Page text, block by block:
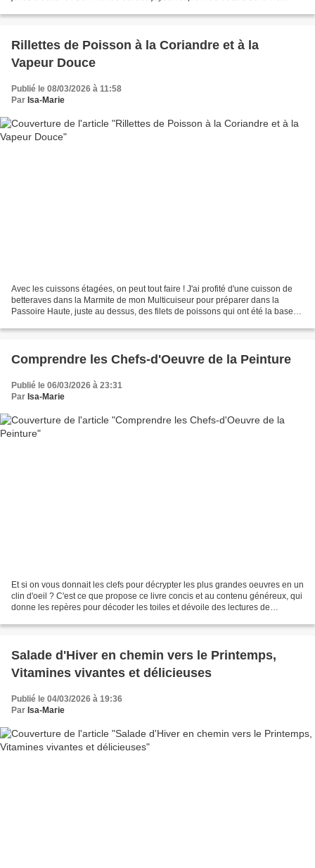
Rillettes de Poisson à la Coriandre et à la
Vapeur Douce
Publié le 08/03/2026 à 11:58
Par Isa-Marie
Avec les cuissons étagées, on peut tout faire ! J'ai profité d'une cuisson de
betteraves dans la Marmite de mon Multicuiseur pour préparer dans la
Passoire Haute, juste au dessus, des filets de poissons qui ont été la base
Comprendre les Chefs-d'Oeuvre de la Peinture
Publié le 06/03/2026 à 23:31
Par Isa-Marie
Et si on vous donnait les clefs pour décrypter les plus grandes oeuvres en un
clin d'oeil ? C'est ce que propose ce livre concis et au contenu généreux, qui
donne les repères pour décoder les toiles et dévoile des lectures de
Salade d'Hiver en chemin vers le Printemps,
Vitamines vivantes et délicieuses
Publié le 04/03/2026 à 19:36
Par Isa-Marie